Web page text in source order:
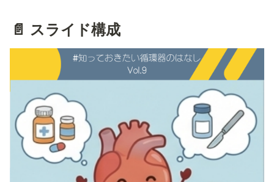
📄 スライド構成